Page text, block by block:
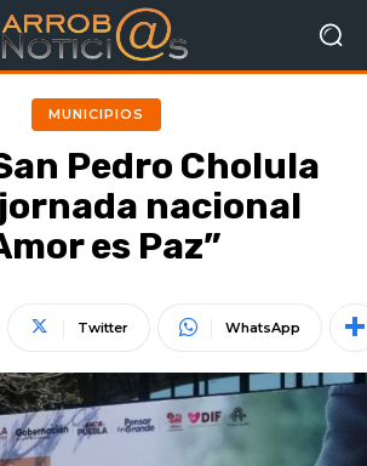
MUNICIPIOS
Pedro Cholula
nacional
es Paz”
Twitter WhatsApp